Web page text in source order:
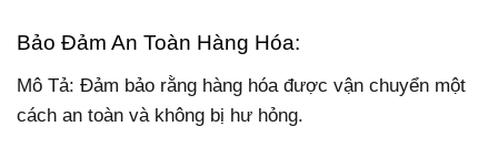
Bảo Đảm An Toàn Hàng Hóa:
Mô Tả: Đảm bảo rằng hàng hóa được vận chuyển một
cách an toàn và không bị hư hỏng.